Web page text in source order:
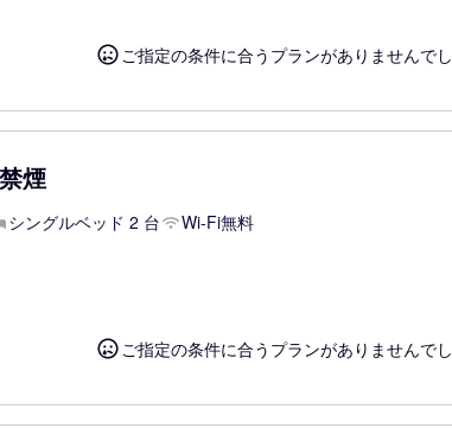
ご指定の条件に合うプランがありませんで
煙
シングルベッド 2 台 Wi-Fi無料
ご指定の条件に合うプランがありませんで